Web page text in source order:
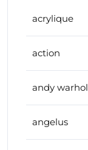
acrylique
action
andy warhol
angelus